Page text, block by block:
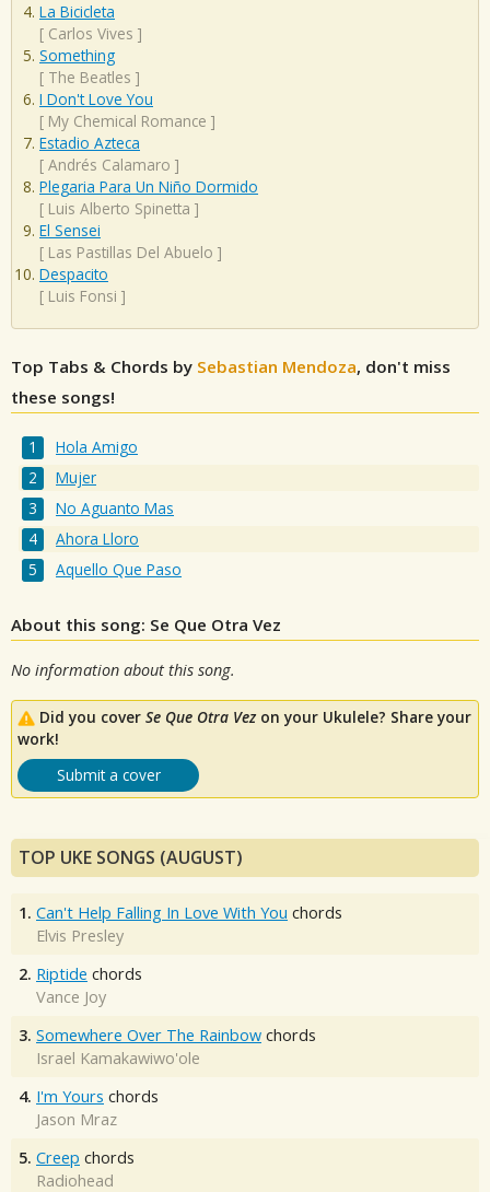
La Bicicleta
[ Carlos Vives ]
Something
[ The Beatles ]
I Don't Love You
[ My Chemical Romance ]
Estadio Azteca
[ Andrés Calamaro ]
Plegaria Para Un Niño Dormido
[ Luis Alberto Spinetta ]
El Sensei
[ Las Pastillas Del Abuelo ]
Despacito
[ Luis Fonsi ]
Top Tabs & Chords by Sebastian Mendoza, don't miss
these songs!
Hola Amigo
Mujer
No Aguanto Mas
Ahora Lloro
Aquello Que Paso
About this song: Se Que Otra Vez
No information about this song.
Did you cover Se Que Otra Vezon your Ukulele? Share your
work!
Submit a cover
TOP UKE SONGS (AUGUST)
1. Can't Help Falling In Love With You chords
Elvis Presley
2. Riptide chords
Vance Joy
3. Somewhere Over The Rainbow chords
Israel Kamakawiwo'ole
4. I'm Yours chords
Jason Mraz
5. Creep chords
Radiohead